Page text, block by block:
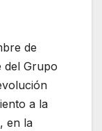
de
del Grupo
a la
en la